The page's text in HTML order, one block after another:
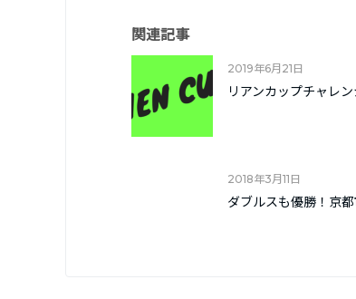
関連記事
2019年6月21日
リアンカップチャレン
2018年3月11日
ダブルスも優勝！京